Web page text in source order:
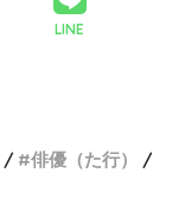
LINE
俳優（た行）